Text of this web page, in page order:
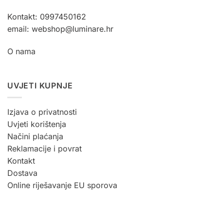
Kontakt: 0997450162
email: webshop@luminare.hr
O nama
UVJETI KUPNJE
Izjava o privatnosti
Uvjeti korištenja
Načini plaćanja
Reklamacije i povrat
Kontakt
Dostava
Online riješavanje EU sporova